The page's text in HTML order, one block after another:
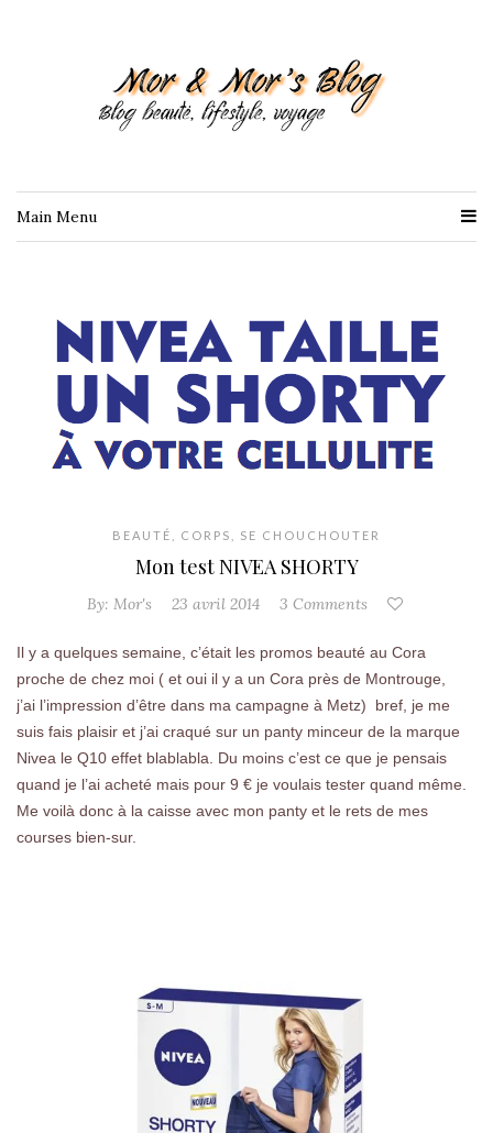
Main Menu
BEAUTÉ CORPS SE CHOUCHOUTER
Mon test NIVEA SHORTY
By: Mor's 23 avril 2014 3 Comments
Il y a quelques semaine, c’était les promos beauté au Cora
proche de chez moi ( et oui il y a un Cora près de Montrouge,
j’ai l’impression d’être dans ma campagne à Metz) bref, je me
suis fais plaisir et j’ai craqué sur un panty minceur de la marque
Nivea le Q10 effet blablabla. Du moins c’est ce que je pensais
quand je l’ai acheté mais pour 9 € je voulais tester quand même.
Me voilà donc à la caisse avec mon panty et le rets de mes
courses bien-sur.